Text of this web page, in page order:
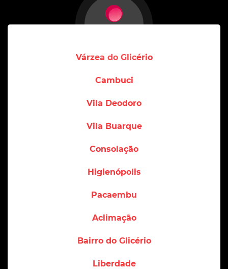
Várzea do Glicério
Cambuci
Vila Deodoro
Vila Buarque
Consolação
Higienópolis
Pacaembu
Aclimação
Bairro do Glicério
Liberdade